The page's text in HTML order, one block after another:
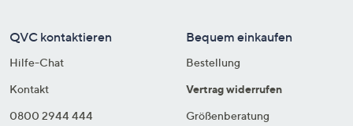
QVC kontaktieren
Hilfe-Chat
Kontakt
0800 2944 444
Bequem einkaufen
Bestellung
Vertrag widerrufen
Größenberatung